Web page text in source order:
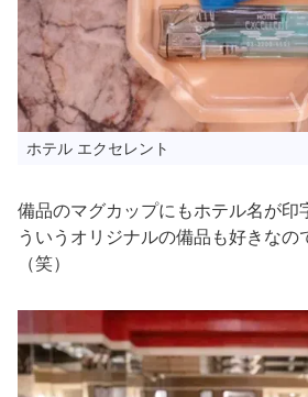
ホテル エクセレント
備品のマグカップにもホテル名が印
ういうオリジナルの備品も好きなの
（笑）